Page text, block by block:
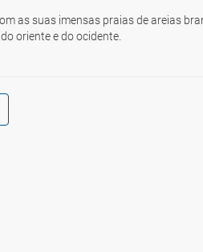
as suas imensas praias de areias
oriente e do ocidente.